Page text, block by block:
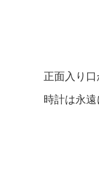
正面入り口
時計は永